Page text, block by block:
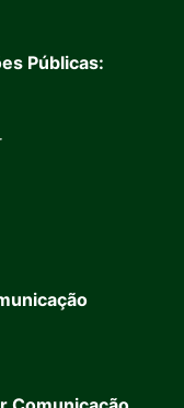
Públicas: